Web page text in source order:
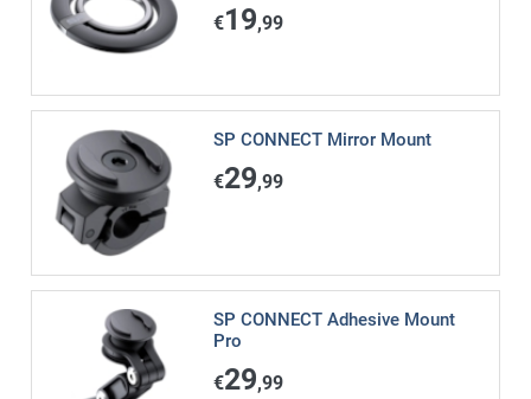
€19,99
SP CONNECT Mirror Mount
€29,99
SP CONNECT Adhesive Mount
Pro
€29,99